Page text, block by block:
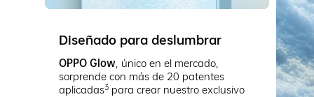
Diseñado para deslumbrar
OPPO Glow , único en el mercado,
sorprende con más de 20 patentes
aplicadas3 para crear nuestro exclusivo